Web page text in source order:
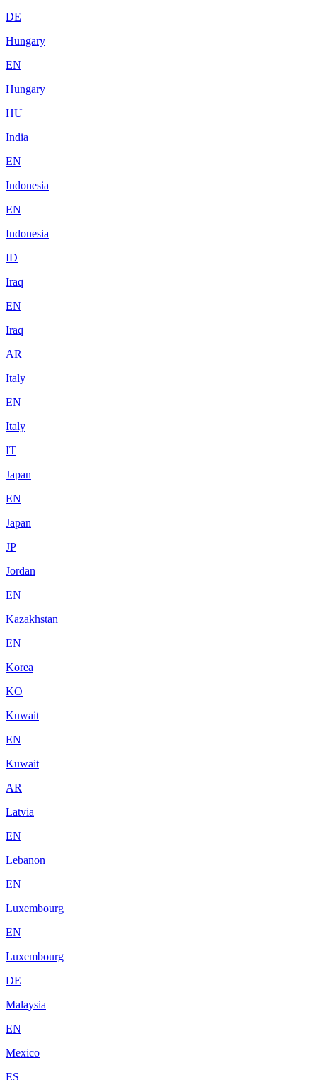
DE
Hungary
EN
Hungary
HU
India
EN
Indonesia
EN
Indonesia
ID
Iraq
EN
Iraq
AR
Italy
EN
Italy
IT
Japan
EN
Japan
JP
Jordan
EN
Kazakhstan
EN
Korea
KO
Kuwait
EN
Kuwait
AR
Latvia
EN
Lebanon
EN
Luxembourg
EN
Luxembourg
DE
Malaysia
EN
Mexico
ES